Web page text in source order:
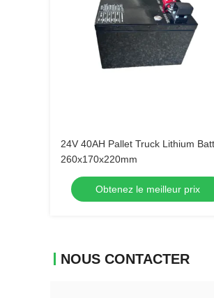
24V 40AH Pallet Truck Lithium
260x170x220mm
Obtenez le meilleur prix
NOUS CONTACTER